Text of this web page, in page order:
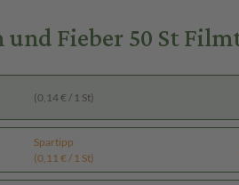
und Fieber 50 St
(0,14 € / 1 St)
Spartipp
(0,11 € / 1 St)